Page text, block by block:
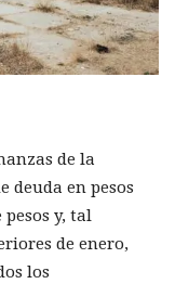
de la
deuda en pesos
y, tal
de enero,
los